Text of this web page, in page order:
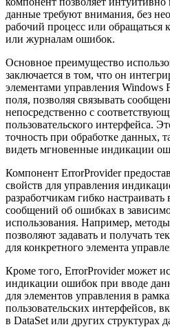
данные требуют внимания, без
рабочий процесс или
или журналам ошибок.
Основное преимущество
заключается в том, что он
элементами управления Windows
поля, позволяя связывать
непосредственно с
пользовательского интерфейса.
точность при обработке данных,
видеть мгновенные индикации
Компонент ErrorProvider
свойств для управления
разработчикам гибко
сообщений об ошибках в
использования. Например,
позволяют задавать и получать
для конкретного элемента
Кроме того, ErrorProvider может
индикации ошибок при вводе
для элементов управления в
пользовательских интерфейсов,
в DataSet или других структурах